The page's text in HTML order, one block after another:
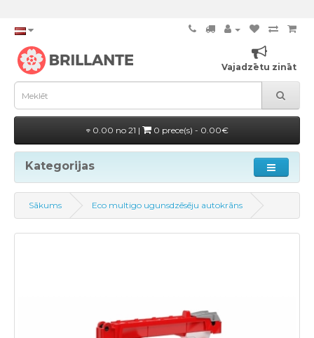
Vajadzētu zināt
0.00 no 21 | 0 prece(s) - 0.00€
Kategorijas
Sākums Eco multigo ugunsdzēsēju autokrāns